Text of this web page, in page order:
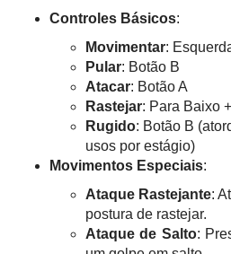
Controles Básicos:
Movimentar:
Pular: Botão B
Atacar: Botão A
Rastejar: Para Baixo
Rugido: Botão B
usos por estágio)
Movimentos Especiais:
Ataque Rastejante:
postura de rastejar.
Ataque de Salto: